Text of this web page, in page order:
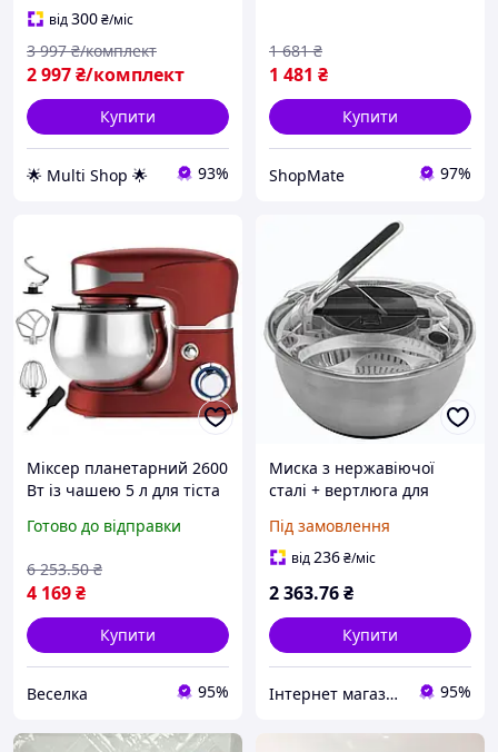
від300₴/міс
2 997₴/комплект
3 997 ₴/комплект
Купити
🌟 Multi Shop 🌟 93%
1 481 ₴
1 681 ₴
Купити
ShopMate 97%
Міксер планетарний 2600
Вт із чашею 5 л для тіста
імпульсним режимом
Готово до відправки
4 169₴
6 253.50 ₴
Купити
Веселка 95%
Миска з нержавіючої
сталі + вертлюга для
Під замовлення
від236₴/міс
2 363.76₴
Купити
Інтернет магазин - Маркет 95%